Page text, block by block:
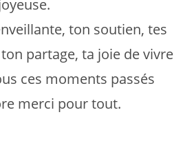
ton soutien, tes
partage, ta joie de vivre
ces moments passés
merci pour tout.